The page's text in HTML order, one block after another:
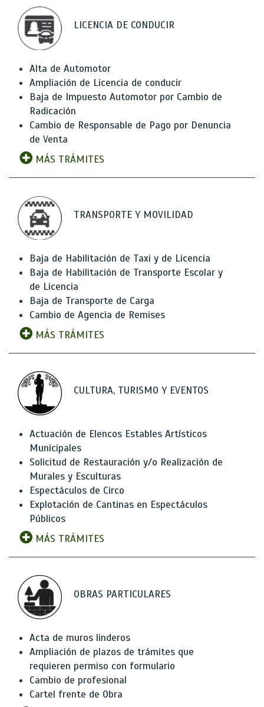
LICENCIA DE CONDUCIR
Alta de Automotor
Ampliación de Licencia de conducir
Baja de Impuesto Automotor por Cambio de
Radicación
Cambio de Responsable de Pago por Denuncia
de Venta
MÁS TRÁMITES
TRANSPORTE Y MOVILIDAD
Baja de Habilitación de Taxi y de Licencia
Baja de Habilitación de Transporte Escolar y
de Licencia
Baja de Transporte de Carga
Cambio de Agencia de Remises
MÁS TRÁMITES
CULTURA, TURISMO Y EVENTOS
Actuación de Elencos Estables Artísticos
Municipales
Solicitud de Restauración y/o Realización de
Murales y Esculturas
Espectáculos de Circo
Explotación de Cantinas en Espectáculos
Públicos
MÁS TRÁMITES
OBRAS PARTICULARES
Acta de muros linderos
Ampliación de plazos de trámites que
requieren permiso con formulario
Cambio de profesional
Cartel frente de Obra